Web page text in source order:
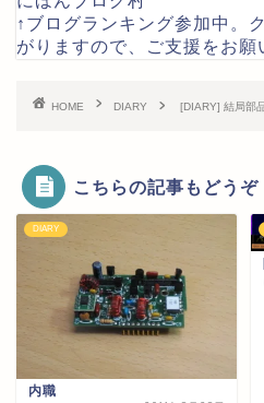
↑ブログランキング参加中。
がりますので、ご支援をお願
HOME DIARY [DIARY] 結局部
こちらの記事もどうぞ
DIARY
内職